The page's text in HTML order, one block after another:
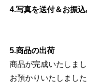
4.写真を送付＆お振込
5.商品の出荷
商品が完成いたしま
お預かりいたしまし